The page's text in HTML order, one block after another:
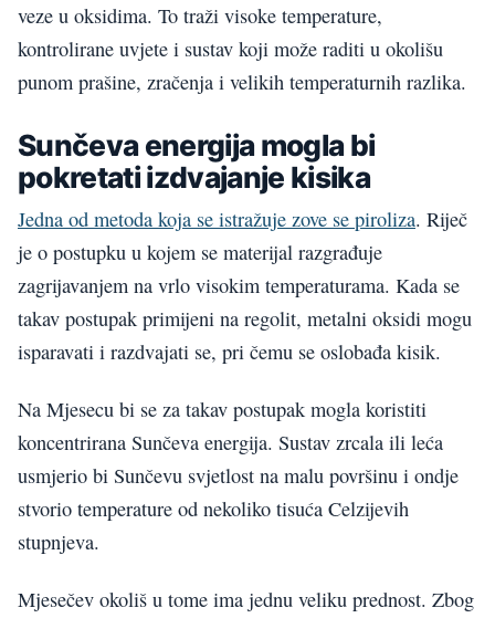
veze u oksidima. To traži visoke temperature,
kontrolirane uvjete i sustav koji može raditi u okolišu
punom prašine, zračenja i velikih temperaturnih razlika.
Sunčeva energija mogla bi
pokretati izdvajanje kisika
Jedna od metoda koja se istražuje zove se piroliza. Riječ
je o postupku u kojem se materijal razgrađuje
zagrijavanjem na vrlo visokim temperaturama. Kada se
takav postupak primijeni na regolit, metalni oksidi mogu
isparavati i razdvajati se, pri čemu se oslobađa kisik.
Na Mjesecu bi se za takav postupak mogla koristiti
koncentrirana Sunčeva energija. Sustav zrcala ili leća
usmjerio bi Sunčevu svjetlost na malu površinu i ondje
stvorio temperature od nekoliko tisuća Celzijevih
stupnjeva.
Mjesečev okoliš u tome ima jednu veliku prednost. Zbog